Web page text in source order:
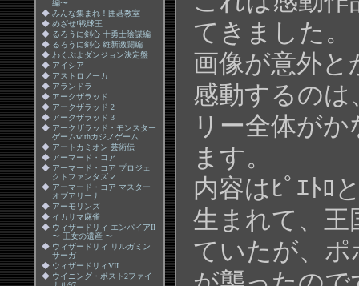
編〜
◆ みんな集まれ！囲碁教室
◆ めざせ!戦球王
◆ るろうに剣心 十勇士陰謀編
◆ るろうに剣心 維新激闘編
◆ わくぷよダンジョン決定盤
◆ アイシア
◆ アストロノーカ
◆ アランドラ
◆ アークザラッド
◆ アークザラッド 2
◆ アークザラッド 3
◆ アークザラッド・モンスター
ゲームwithカジノゲーム
◆ アートカミオン 芸術伝
◆ アーマード・コア
◆ アーマード・コア プロジェ
クトファンタズマ
◆ アーマード・コア マスター
オブアリーナ
◆ アーモリンズ
◆ イカサマ麻雀
◆ ウィザードリィ エンパイアII
〜 王女の遺産 〜
◆ ウィザードリィ リルガミン
サーガ
◆ ウィザードリィVII
◆ ウイニング・ポスト2ファイ
てきました。
画像が意外
感動するのは
リー全体が
ます。
内容はﾋﾟｴﾄﾛ
生まれて、王
ていたが、